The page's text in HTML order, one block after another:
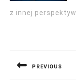
z innej
PREVIOUS